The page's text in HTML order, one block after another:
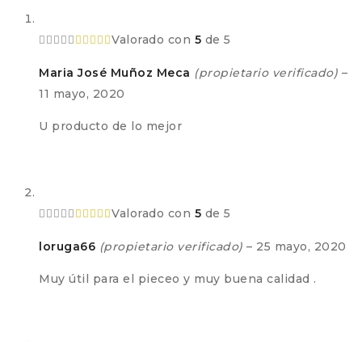
Valorado con 5 de 5
Maria José Muñoz Meca (propietario verificado) –
11 mayo, 2020
U producto de lo mejor
Valorado con 5 de 5
loruga66 (propietario verificado) – 25 mayo, 2020
Muy útil para el pieceo y muy buena calidad .